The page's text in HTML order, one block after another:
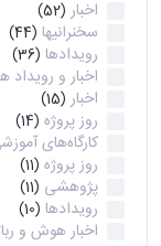
اخبار (52)
سخنرانیها (44)
رویدادها (36)
اخبار و رویداد
اخبار (15)
روز پروژه (14)
کارگاه‌های
روز پروژه (11)
پژوهشی (11)
رویدادها (10)
اخبار هوش و